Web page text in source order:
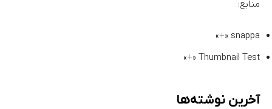
منابع:
snappa «
+
»
Thumbnail Test «
+
»
آخرین نوشته‌ها